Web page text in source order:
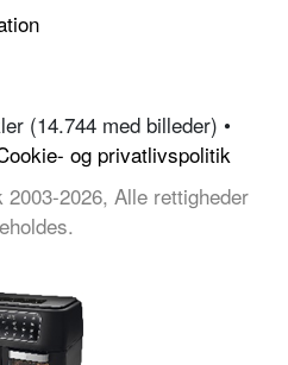
(14.744 med billeder) •
og privatlivspolitik
2026, Alle rettigheder